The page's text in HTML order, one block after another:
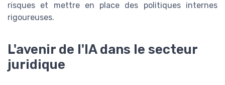
risques et mettre en place des politiques internes
rigoureuses.
L'avenir de l'IA dans le secteur
juridique